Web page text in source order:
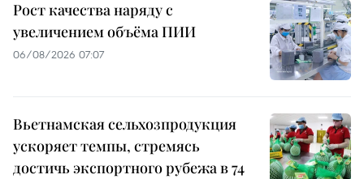
Рост качества наряду с
увеличением объёма ПИИ
06/08/2026 07:07
Вьетнамская сельхозпродукция
ускоряет темпы, стремясь
достичь экспортного рубежа в 74